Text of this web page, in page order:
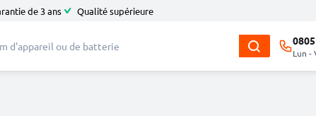
de 3 ans Qualité supérieure
Lun -